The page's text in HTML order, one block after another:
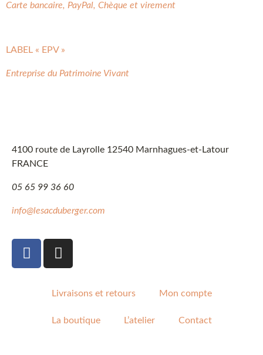
Carte bancaire, PayPal, Chèque et virement
LABEL « EPV »
Entreprise du Patrimoine Vivant
4100 route de Layrolle 12540 Marnhagues-et-Latour
FRANCE
05 65 99 36 60
info@lesacduberger.com
Livraisons et retours Mon compte
La boutique L’atelier Contact